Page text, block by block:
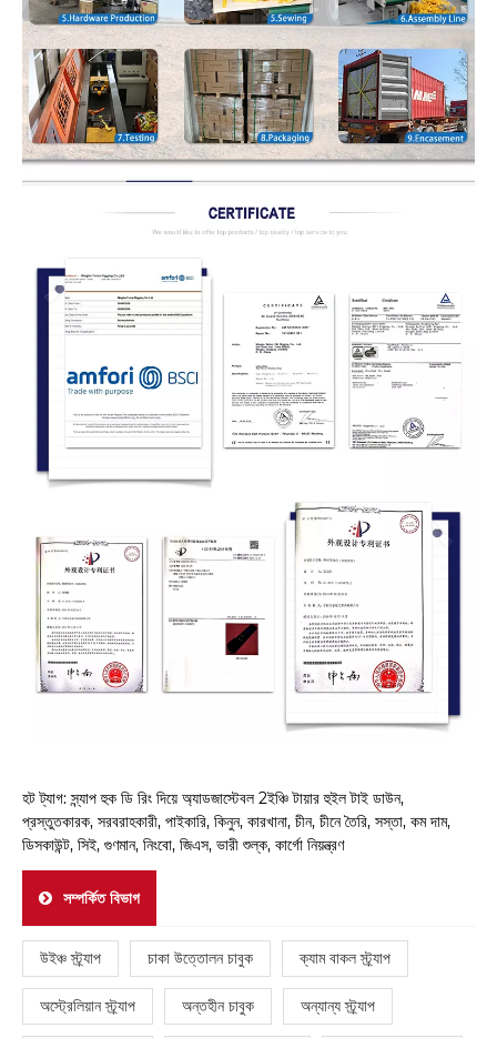
হট ট্যাগ: স্ন্যাপ হুক ডি রিং দিয়ে অ্যাডজাস্টেবল 2ইঞ্চি টায়ার হুইল টাই ডাউন,
প্রস্তুতকারক, সরবরাহকারী, পাইকারি, কিনুন, কারখানা, চীন, চীনে তৈরি, সস্তা, কম দাম,
ডিসকাউন্ট, সিই, গুণমান, নিংবো, জিএস, ভারী শুল্ক, কার্গো নিয়ন্ত্রণ
সম্পর্কিত বিভাগ
উইঞ্চ স্ট্র্যাপ চাকা উত্তোলন চাবুক ক্যাম বাকল স্ট্র্যাপ
অস্ট্রেলিয়ান স্ট্র্যাপ অন্তহীন চাবুক অন্যান্য স্ট্র্যাপ